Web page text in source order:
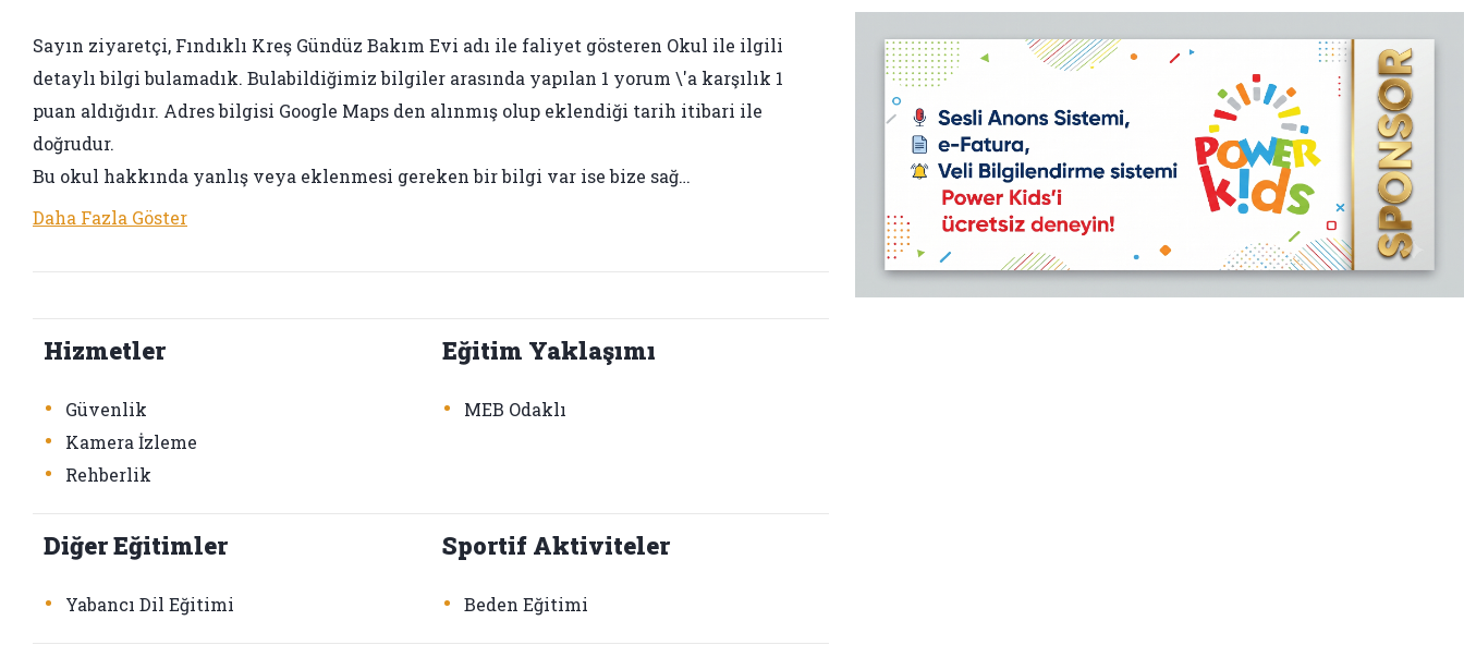
Sayın ziyaretçi, Fındıklı Kreş Gündüz Bakım Evi adı ile faliyet gösteren Okul ile ilgili
detaylı bilgi bulamadık. Bulabildiğimiz bilgiler arasında yapılan 1 yorum \'a karşılık 1
puan aldığıdır. Adres bilgisi Google Maps den alınmış olup eklendiği tarih itibari ile
doğrudur.
Bu okul hakkında yanlış veya eklenmesi gereken bir bilgi var ise bize sağ…
Daha Fazla Göster
Hizmetler
• Güvenlik
• Kamera İzleme
• Rehberlik
Eğitim Yaklaşımı
• MEB Odaklı
Diğer Eğitimler
• Yabancı Dil Eğitimi
Sportif Aktiviteler
• Beden Eğitimi